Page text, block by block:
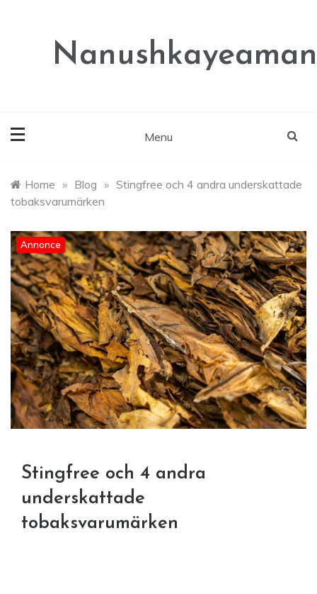
Menu
Home » Blog » Stingfree och 4 andra underskattade
tobaksvarumärken
Annonce
Stingfree och 4 andra
underskattade
tobaksvarumärken